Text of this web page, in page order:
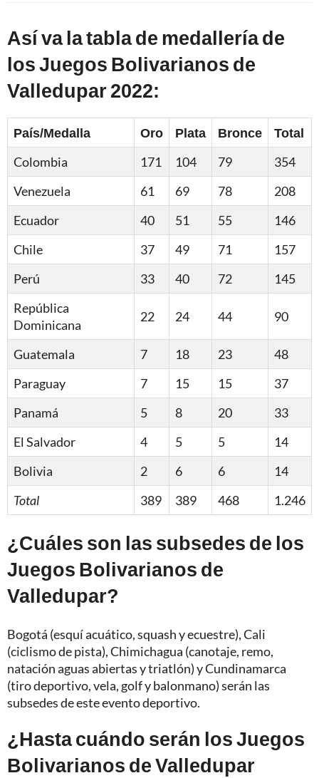
Así va la tabla de medallería de
los Juegos Bolivarianos de
Valledupar 2022:
País/Medalla Oro Plata Bronce
Total
Colombia
171 104 79
354
Venezuela
61 69 78
208
Ecuador
40 51 55
146
Chile
37 49 71
157
Perú
33 40 72
145
República
Dominicana
22 24 44 90
Guatemala 7 18 23
48
Paraguay
7 15 15
37
Panamá
5 8 20
33
El Salvador
4 5 5
14
Bolivia
2 6 6
14
Total
389 389 468 1.246
¿Cuáles son las subsedes de los
Juegos Bolivarianos de
Valledupar?
Bogotá (esquí acuático, squash y ecuestre), Cali
(ciclismo de pista), Chimichagua (canotaje, remo,
natación aguas abiertas y triatlón) y Cundinamarca
(tiro deportivo, vela, golf y balonmano) serán las
subsedes de este evento deportivo.
¿Hasta cuándo serán los Juegos
Bolivarianos de Valledupar